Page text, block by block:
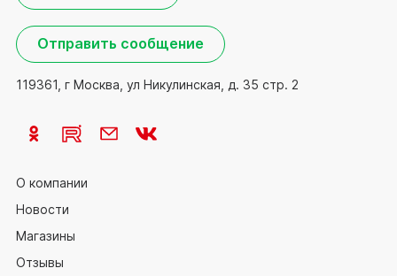
О компании
Новости
Магазины
Отзывы
Отправить сообщение
119361, г Москва, ул Никулинская, д. 35 стр. 2